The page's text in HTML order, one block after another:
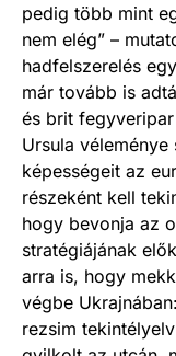
pedig több mint
nem elég” –
hadfelszerelés
már tovább is
és brit
Ursula
képességeit az
részeként kell
hogy bevonja az
stratégiájának
arra is, hogy
végbe
rezsim